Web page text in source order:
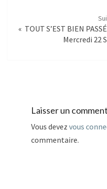
« TOUT S’EST BIEN
Mercredi 22
Laisser un
Vous devez vous
commentaire.